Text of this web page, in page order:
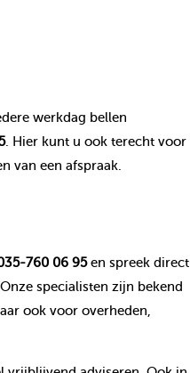
werkdag bellen
. Hier kunt u ook terecht voor
van een afspraak.
760 06 95en spreek direct
specialisten zijn bekend
ook voor overheden,